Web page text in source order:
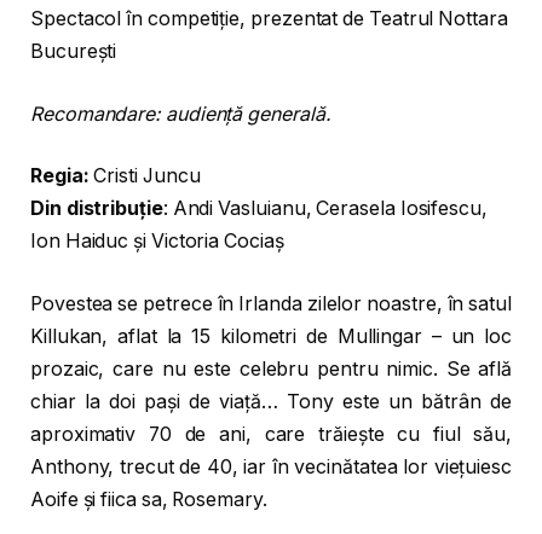
Spectacol în competiție, prezentat de Teatrul Nottara
București
Recomandare: audiență generală.
Regia: Cristi Juncu
Din distribuție: Andi Vasluianu, Cerasela Iosifescu,
Ion Haiduc și Victoria Cociaș
Povestea se petrece în Irlanda zilelor noastre, în satul
Killukan, aflat la 15 kilometri de Mullingar – un loc
prozaic, care nu este celebru pentru nimic. Se află
chiar la doi pași de viață… Tony este un bătrân de
aproximativ 70 de ani, care trăiește cu fiul său,
Anthony, trecut de 40, iar în vecinătatea lor viețuiesc
Aoife și fiica sa, Rosemary.